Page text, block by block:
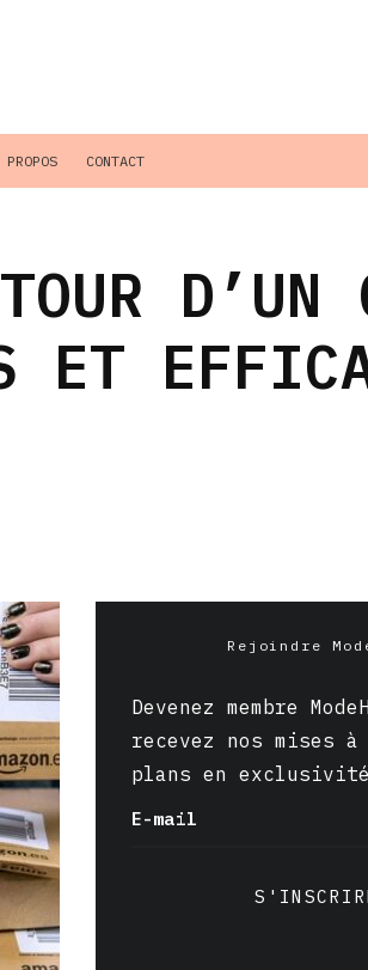
CONTACT
D’UN
ET
Rejoindre
Devenez membre
recevez nos mises
plans en
E-mail